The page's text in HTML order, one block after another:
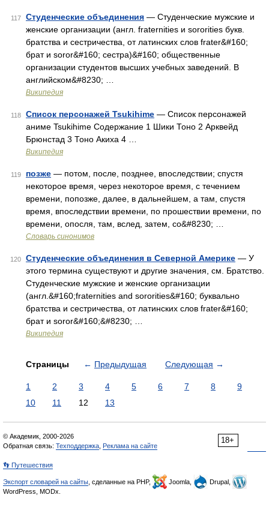
117 Студенческие объединения — Студенческие мужские и
женские организации (англ. fraternities и sororities букв.
братства и сестричества, от латинских слов frater&#160;
брат и soror&#160; сестра)&#160; общественные
организации студентов высших учебных заведений. В
английском&#8230; …
Википедия
118 Список персонажей Tsukihime — Список персонажей
аниме Tsukihime Содержание 1 Шики Тоно 2 Арквейд
Брюнстад 3 Тоно Акиха 4 …
Википедия
119 позже — потом, после, позднее, впоследствии; спустя
некоторое время, через некоторое время, с течением
времени, попозже, далее, в дальнейшем, а там, спустя
время, впоследствии времени, по прошествии времени, по
времени, опосля, там, вслед, затем, со&#8230; …
Словарь синонимов
120 Студенческие объединения в Северной Америке — У
этого термина существуют и другие значения, см. Братство.
Студенческие мужские и женские организации
(англ.&#160;fraternities and sororities&#160; буквально
братства и сестричества, от латинских слов frater&#160;
брат и soror&#160;&#8230; …
Википедия
Страницы ← Предыдущая Следующая →
1 2 3 4 5 6 7 8
9
10
11 12 13
18+
© Академик, 2000-2026
Обратная связь: Техподдержка Реклама на сайте
👣 Путешествия
Экспорт словарей на сайты , сделанные на PHP, Joomla,
Drupal,
WordPress, MODx.